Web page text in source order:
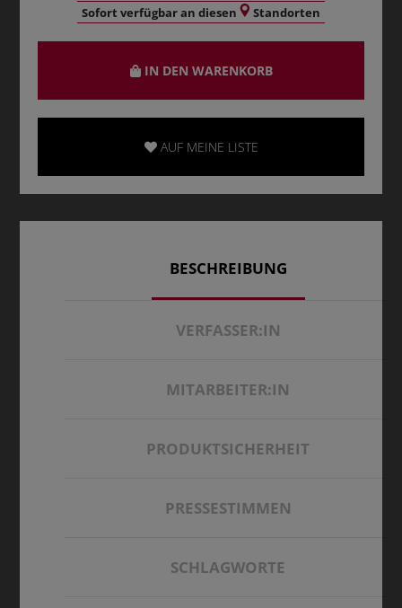
Sofort verfügbar an diesen Standorten
IN DEN WARENKORB
AUF MEINE LISTE
BESCHREIBUNG
VERFASSER:IN
MITARBEITER:IN
PRODUKTSICHERHEIT
PRESSESTIMMEN
SCHLAGWORTE